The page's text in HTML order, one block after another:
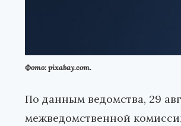
Фото: pixabay.com.
По данным ведомства, 29
межведомственной